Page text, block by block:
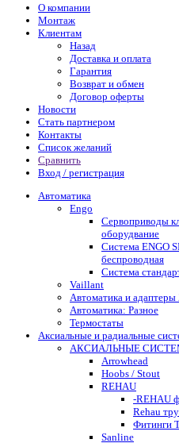
О компании
Монтаж
Клиентам
Назад
Доставка и оплата
Гарантия
Возврат и обмен
Договор оферты
Новости
Стать партнером
Контакты
Список желаний
Сравнить
Вход / регистрация
Автоматика
Engo
Сервоприводы
оборудвание
Система ENGO
беспроводная
Система
Vaillant
Автоматика и
Автоматика: Разное
Термостаты
Аксиальные и радиальные
АКСИАЛЬНЫЕ
Arrowhead
Hoobs / Stout
REHAU
-REHAU
Rehau
Фитинги
Sanline